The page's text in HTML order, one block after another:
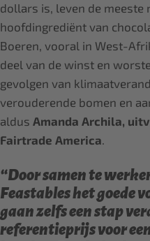
dollars is, leven de meeste
hoofdingrediënt van
Boeren, vooral in West-
deel van de winst en
gevolgen van
verouderende bomen en
aldus Amanda Archila,
Fairtrade America.
“Door samen te
Feastables het goede
gaan zelfs een stap
referentieprijs voor